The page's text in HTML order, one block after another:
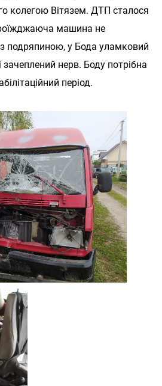
колегою Вітязем. ДТП сталося
машина не
подряпиною, у Бода уламковий
зачеплений нерв. Боду потрібна
період.